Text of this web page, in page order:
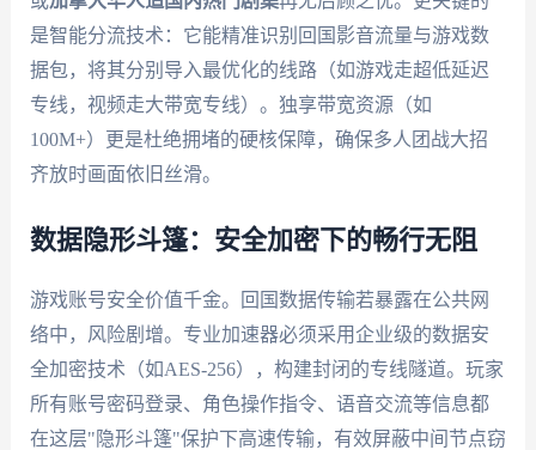
是智能分流技术：它能精准识别回国影音流量与游戏数
据包，将其分别导入最优化的线路（如游戏走超低延迟
专线，视频走大带宽专线）。独享带宽资源（如
100M+）更是杜绝拥堵的硬核保障，确保多人团战大招
齐放时画面依旧丝滑。
数据隐形斗篷：安全加密下的畅行无阻
游戏账号安全价值千金。回国数据传输若暴露在公共网
络中，风险剧增。专业加速器必须采用企业级的数据安
全加密技术（如AES-256），构建封闭的专线隧道。玩家
所有账号密码登录、角色操作指令、语音交流等信息都
在这层"隐形斗篷"保护下高速传输，有效屏蔽中间节点窃